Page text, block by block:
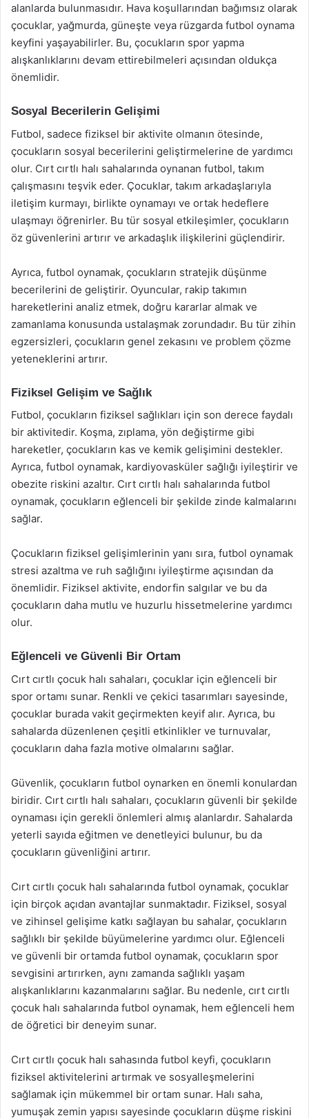
alanlarda bulunmasıdır. Hava koşullarından bağımsız olarak
çocuklar, yağmurda, güneşte veya rüzgarda futbol oynama
keyfini yaşayabilirler. Bu, çocukların spor yapma
alışkanlıklarını devam ettirebilmeleri açısından oldukça
önemlidir.
Sosyal Becerilerin Gelişimi
Futbol, sadece fiziksel bir aktivite olmanın ötesinde,
çocukların sosyal becerilerini geliştirmelerine de yardımcı
olur. Cırt cırtlı halı sahalarında oynanan futbol, takım
çalışmasını teşvik eder. Çocuklar, takım arkadaşlarıyla
iletişim kurmayı, birlikte oynamayı ve ortak hedeflere
ulaşmayı öğrenirler. Bu tür sosyal etkileşimler, çocukların
öz güvenlerini artırır ve arkadaşlık ilişkilerini güçlendirir.
Ayrıca, futbol oynamak, çocukların stratejik düşünme
becerilerini de geliştirir. Oyuncular, rakip takımın
hareketlerini analiz etmek, doğru kararlar almak ve
zamanlama konusunda ustalaşmak zorundadır. Bu tür zihin
egzersizleri, çocukların genel zekasını ve problem çözme
yeteneklerini artırır.
Fiziksel Gelişim ve Sağlık
Futbol, çocukların fiziksel sağlıkları için son derece faydalı
bir aktivitedir. Koşma, zıplama, yön değiştirme gibi
hareketler, çocukların kas ve kemik gelişimini destekler.
Ayrıca, futbol oynamak, kardiyovasküler sağlığı iyileştirir ve
obezite riskini azaltır. Cırt cırtlı halı sahalarında futbol
oynamak, çocukların eğlenceli bir şekilde zinde kalmalarını
sağlar.
Çocukların fiziksel gelişimlerinin yanı sıra, futbol oynamak
stresi azaltma ve ruh sağlığını iyileştirme açısından da
önemlidir. Fiziksel aktivite, endorfin salgılar ve bu da
çocukların daha mutlu ve huzurlu hissetmelerine yardımcı
olur.
Eğlenceli ve Güvenli Bir Ortam
Cırt cırtlı çocuk halı sahaları, çocuklar için eğlenceli bir
spor ortamı sunar. Renkli ve çekici tasarımları sayesinde,
çocuklar burada vakit geçirmekten keyif alır. Ayrıca, bu
sahalarda düzenlenen çeşitli etkinlikler ve turnuvalar,
çocukların daha fazla motive olmalarını sağlar.
Güvenlik, çocukların futbol oynarken en önemli konulardan
biridir. Cırt cırtlı halı sahaları, çocukların güvenli bir şekilde
oynaması için gerekli önlemleri almış alanlardır. Sahalarda
yeterli sayıda eğitmen ve denetleyici bulunur, bu da
çocukların güvenliğini artırır.
Cırt cırtlı çocuk halı sahalarında futbol oynamak, çocuklar
için birçok açıdan avantajlar sunmaktadır. Fiziksel, sosyal
ve zihinsel gelişime katkı sağlayan bu sahalar, çocukların
sağlıklı bir şekilde büyümelerine yardımcı olur. Eğlenceli
ve güvenli bir ortamda futbol oynamak, çocukların spor
sevgisini artırırken, aynı zamanda sağlıklı yaşam
alışkanlıklarını kazanmalarını sağlar. Bu nedenle, cırt cırtlı
çocuk halı sahalarında futbol oynamak, hem eğlenceli hem
de öğretici bir deneyim sunar.
Cırt cırtlı çocuk halı sahasında futbol keyfi, çocukların
fiziksel aktivitelerini artırmak ve sosyalleşmelerini
sağlamak için mükemmel bir ortam sunar. Halı saha,
yumuşak zemin yapısı sayesinde çocukların düşme riskini